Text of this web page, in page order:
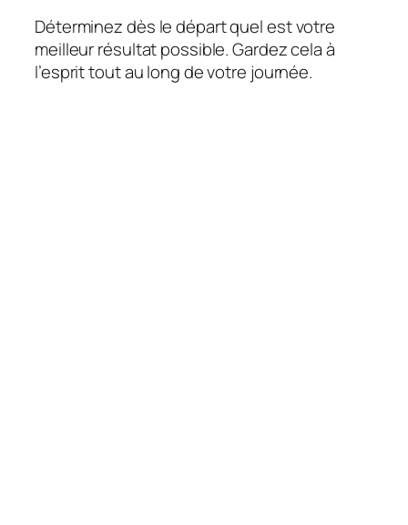
Déterminez dès le départ quel est votre
meilleur résultat possible. Gardez cela à
l’esprit tout au long de votre journée.